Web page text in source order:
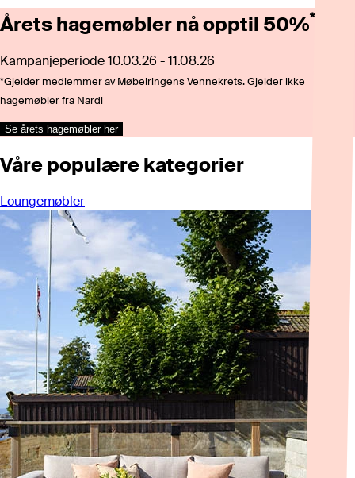
Årets hagemøbler nå opptil 50%*
Kampanjeperiode 10.03.26 - 11.08.26​
*Gjelder medlemmer av Møbelringens Vennekrets. Gjelder ikke
hagemøbler fra Nardi
Se årets hagemøbler her
Våre populære kategorier
Loungemøbler